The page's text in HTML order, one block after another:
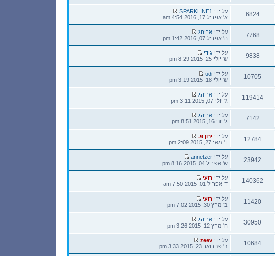
6824
צפיות
הודעה
אחרונה
על ידי SPARKLINE1
א' אפריל 17, 2016 4:54 am
7768
הודעה
אחרונה
על ידיאריהג
ה' אפריל 07, 2016 1:42 pm
9838
צפיות
הודעה
אחרונה
על ידי גידי
ש' יולי 25, 2015 8:29 pm
10705
הודעה
אחרונה
על ידיudi
ש' יולי 18, 2015 3:19 pm
119414
צפיות
הודעה
אחרונה
על ידיאריהג
ג' יולי 07, 2015 3:11 pm
7142
הודעה
אחרונה
על ידיאריהג
ג' יוני 16, 2015 8:51 pm
12784
צפיות
הודעה
אחרונה
על ידיירון פ.
ד' מאי 27, 2015 2:09 pm
23942
הודעה
אחרונה
על ידיannetzer
ש' אפריל 04, 2015 8:16 pm
140362
צפיות
הודעה
אחרונה
על ידירועי
ד' אפריל 01, 2015 7:50 am
11420
הודעה
אחרונה
על ידירועי
ב' מרץ 30, 2015 7:02 pm
30950
צפיות
הודעה
אחרונה
על ידיאריהג
ה' מרץ 12, 2015 3:26 pm
10684
הודעה
אחרונה
על ידיzeev
ב' פברואר 23, 2015 3:33 pm